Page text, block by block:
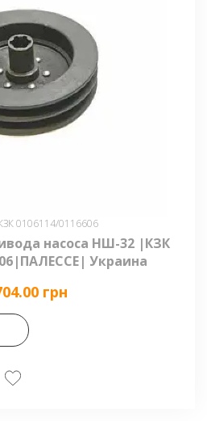
0106114/0116606
насоса НШ-32 |КЗК
Украина
грн